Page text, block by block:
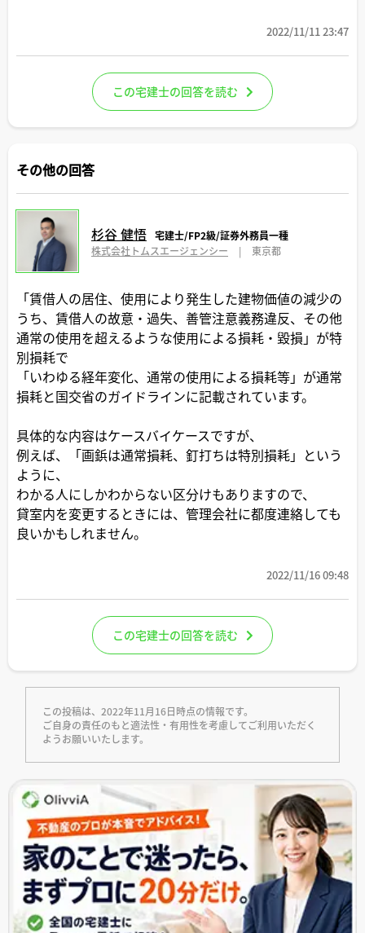
2022/11/11 23:47
この宅建士の回答を読む
その他の回答
杉谷 健悟 宅建士/FP2級/証券外務員一種
株式会社トムスエージェンシー
| 東京都
「賃借人の居住、使用により発生した建物価値の減少の
うち、賃借人の故意・過失、善管注意義務違反、その他
通常の使用を超えるような使用による損耗・毀損」が特
別損耗で
「いわゆる経年変化、通常の使用による損耗等」が通常
損耗と国交省のガイドラインに記載されています。
具体的な内容はケースバイケースですが、
例えば、「画鋲は通常損耗、釘打ちは特別損耗」という
ように、
わかる人にしかわからない区分けもありますので、
貸室内を変更するときには、管理会社に都度連絡しても
良いかもしれません。
2022/11/16 09:48
この宅建士の回答を読む
この投稿は、2022年11月16日時点の情報です。
ご自身の責任のもと適法性・有用性を考慮してご利用いただく
ようお願いいたします。